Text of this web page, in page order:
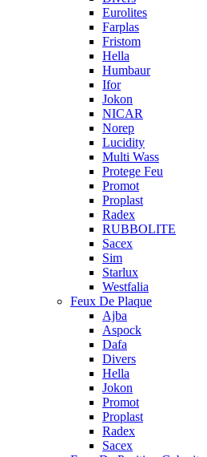
Eurolites
Farplas
Fristom
Hella
Humbaur
Ifor
Jokon
NICAR
Norep
Lucidity
Multi Wass
Protege Feu
Promot
Proplast
Radex
RUBBOLITE
Sacex
Sim
Starlux
Westfalia
Feux De Plaque
Ajba
Aspock
Dafa
Divers
Hella
Jokon
Promot
Proplast
Radex
Sacex